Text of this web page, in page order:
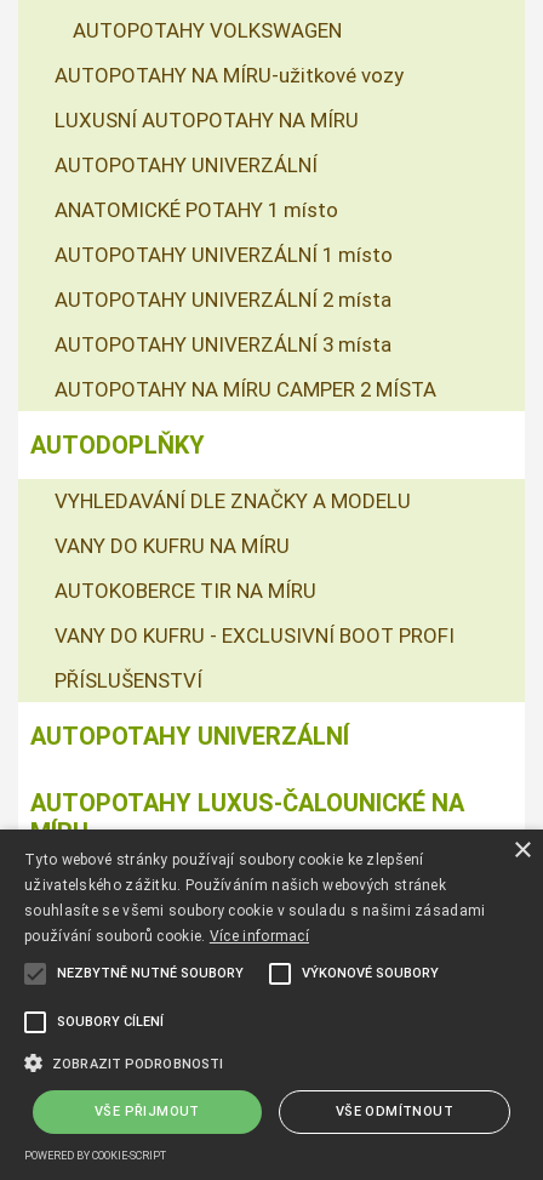
AUTOPOTAHY VOLKSWAGEN
AUTOPOTAHY NA MÍRU-užitkové vozy
LUXUSNÍ AUTOPOTAHY NA MÍRU
AUTOPOTAHY UNIVERZÁLNÍ
ANATOMICKÉ POTAHY 1 místo
AUTOPOTAHY UNIVERZÁLNÍ 1 místo
AUTOPOTAHY UNIVERZÁLNÍ 2 místa
AUTOPOTAHY UNIVERZÁLNÍ 3 místa
AUTOPOTAHY NA MÍRU CAMPER 2 MÍSTA
AUTODOPLŇKY
VYHLEDAVÁNÍ DLE ZNAČKY A MODELU
VANY DO KUFRU NA MÍRU
AUTOKOBERCE TIR NA MÍRU
VANY DO KUFRU - EXCLUSIVNÍ BOOT PROFI
PŘÍSLUŠENSTVÍ
AUTOPOTAHY UNIVERZÁLNÍ
AUTOPOTAHY LUXUS-ČALOUNICKÉ NA
MÍRU
NOVINKY
AKCE
ELEGANCE ALCANTARA, černomodré
×
Tyto webové stránky používají soubory cookie ke zlepšení
uživatelského zážitku. Používáním našich webových stránek
souhlasíte se všemi soubory cookie v souladu s našimi zásadami
používání souborů cookie. Více informací
NEZBYTNĚ NUTNÉ SOUBORY VÝKONOVÉ SOUBORY
SOUBORY CÍLENÍ
ZOBRAZIT PODROBNOSTI
VŠE PŘIJMOUT VŠE ODMÍTNOUT
POWERED BY COOKIE-SCRIPT